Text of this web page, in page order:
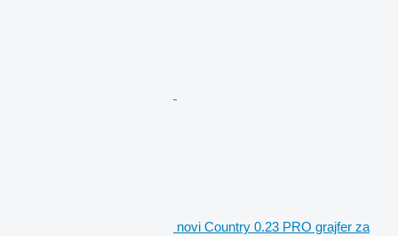
novi Country 0.23 PRO grajfer za